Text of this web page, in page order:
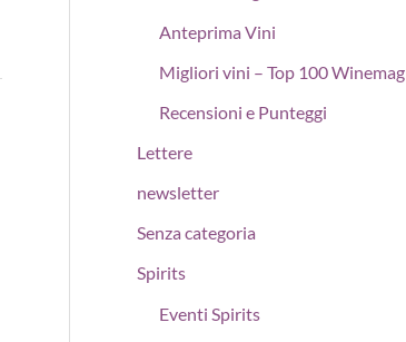
Anteprima Vini
Migliori vini – Top 100 Winemag
Recensioni e Punteggi
Lettere
newsletter
Senza categoria
Spirits
Eventi Spirits